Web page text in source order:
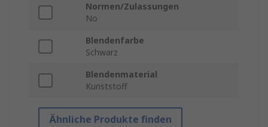
Normen/Zulassungen
No
Blendenfarbe
Schwarz
Blendenmaterial
Kunststoff
Ähnliche Produkte finden